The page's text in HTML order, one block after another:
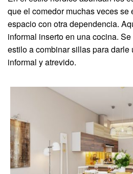
que el comedor muchas veces se
espacio con otra dependencia.
informal inserto en una cocina.
estilo a combinar sillas para darle
informal y atrevido.